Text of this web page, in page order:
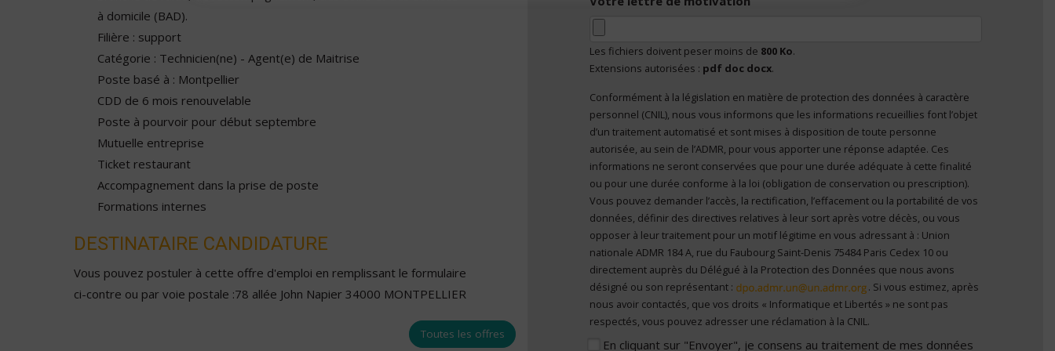
à domicile (BAD).
Filière : support
Catégorie : Technicien(ne) - Agent(e) de Maitrise
Poste basé à : Montpellier
CDD de 6 mois renouvelable
Poste à pourvoir pour début septembre
Mutuelle entreprise
Ticket restaurant
Accompagnement dans la prise de poste
Formations internes
DESTINATAIRE CANDIDATURE
Vous pouvez postuler à cette offre d'emploi en remplissant le formulaire
ci-contre ou par voie postale :78 allée John Napier 34000 MONTPELLIER
Toutes les offres
Les fichiers doivent peser moins de 800 Ko.
Extensions autorisées : pdf doc docx.
En cliquant sur "Envoyer", je consens au traitement de mes données à
caractère personnel*
Conformément à la législation en matière de protection des données à caractère
personnel (CNIL), nous vous informons que les informations recueillies font l’objet
d’un traitement automatisé et sont mises à disposition de toute personne
autorisée, au sein de l’ADMR, pour vous apporter une réponse adaptée. Ces
informations ne seront conservées que pour une durée adéquate à cette finalité
ou pour une durée conforme à la loi (obligation de conservation ou prescription).
Vous pouvez demander l’accès, la rectification, l’effacement ou la portabilité de vos
données, définir des directives relatives à leur sort après votre décès, ou vous
opposer à leur traitement pour un motif légitime en vous adressant à : Union
nationale ADMR 184 A, rue du Faubourg Saint-Denis 75484 Paris Cedex 10 ou
directement auprès du Délégué à la Protection des Données que nous avons
désigné ou son représentant :
. Si vous estimez, après
nous avoir contactés, que vos droits « Informatique et Libertés » ne sont pas
respectés, vous pouvez adresser une réclamation à la CNIL.
En cliquant sur "Envoyer", je consens au traitement de mes données